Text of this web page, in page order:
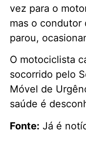
vez para o
mas o condutor
parou,
O motociclista
socorrido pelo
Móvel de
saúde é
Fonte: Já é